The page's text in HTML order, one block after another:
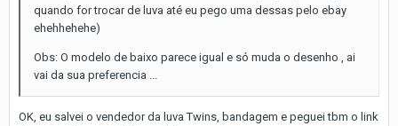
quando for trocar de luva até eu pego uma dessas pelo ebay
ehehhehehe)
Obs: O modelo de baixo parece igual e só muda o desenho , ai
vai da sua preferencia ...
OK, eu salvei o vendedor da luva Twins, bandagem e peguei tbm o link